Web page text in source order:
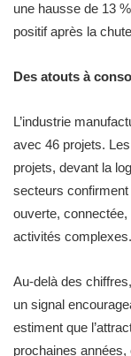
une hausse de 13
positif après la
Des atouts à
L’industrie
avec 46 projets.
projets, devant la
secteurs
ouverte, connectée,
activités complexes.
Au-delà des
un signal
estiment que
prochaines années,